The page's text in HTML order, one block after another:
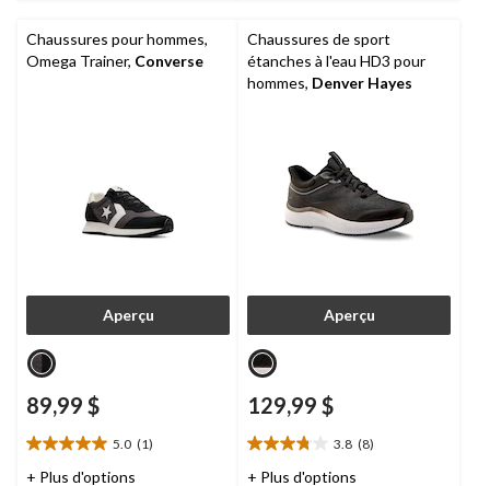
Chaussures pour hommes,
Omega Trainer, Converse
Aperçu
89,99 $
5.0 (1)
5.0
étoile(s)
+ Plus d'options
Chaussures de sport
étanches à l'eau HD3 pour
hommes, Denver Hayes
Aperçu
129,99 $
3.8 (8)
3.8
étoile(s)
+ Plus d'options